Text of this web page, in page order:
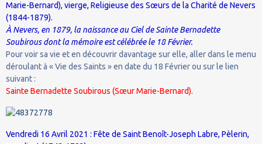
Marie-Bernard), vierge, Religieuse des Sœurs de la Charité de Nevers
(1844-1879).
À Nevers, en 1879, la naissance au Ciel de Sainte Bernadette
Soubirous dont la mémoire est célébrée le 18 Février.
Pour voir sa vie et en découvrir davantage sur elle, aller dans le menu
déroulant à « Vie des Saints » en date du 18 Février ou sur le lien
suivant :
Sainte Bernadette Soubirous (Sœur Marie-Bernard).
Vendredi 16 Avril 2021 : Fête de Saint Benoît-Joseph Labre, Pèlerin,